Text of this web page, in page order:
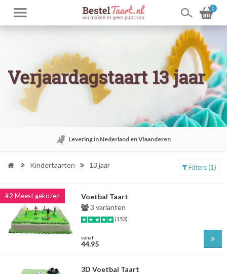
0
Verjaardagstaart 13 jaar
Levering in Nederland en Vlaanderen
Kindertaarten 13 jaar Filters (1)
Voetbal Taart
3 varianten
(153)
vanaf
44.95
3D Voetbal Taart